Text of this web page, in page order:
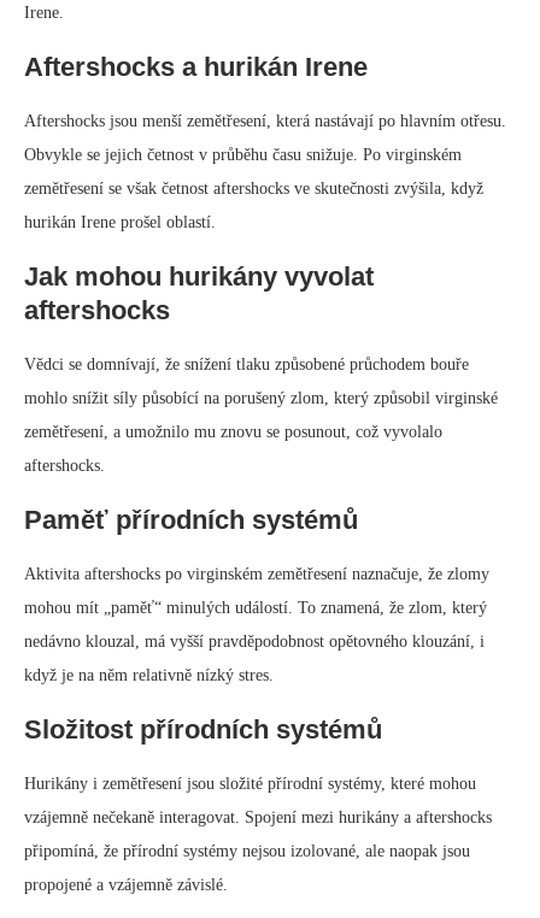
Irene.
Aftershocks a hurikán Irene
Aftershocks jsou menší zemětřesení, která nastávají po hlavním otřesu.
Obvykle se jejich četnost v průběhu času snižuje. Po virginském
zemětřesení se však četnost aftershocks ve skutečnosti zvýšila, když
hurikán Irene prošel oblastí.
Jak mohou hurikány vyvolat
aftershocks
Vědci se domnívají, že snížení tlaku způsobené průchodem bouře
mohlo snížit síly působící na porušený zlom, který způsobil virginské
zemětřesení, a umožnilo mu znovu se posunout, což vyvolalo
aftershocks.
Paměť přírodních systémů
Aktivita aftershocks po virginském zemětřesení naznačuje, že zlomy
mohou mít „paměť“ minulých událostí. To znamená, že zlom, který
nedávno klouzal, má vyšší pravděpodobnost opětovného klouzání, i
když je na něm relativně nízký stres.
Složitost přírodních systémů
Hurikány i zemětřesení jsou složité přírodní systémy, které mohou
vzájemně nečekaně interagovat. Spojení mezi hurikány a aftershocks
připomíná, že přírodní systémy nejsou izolované, ale naopak jsou
propojené a vzájemně závislé.